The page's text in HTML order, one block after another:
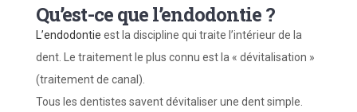
Qu’est-ce que l’endodontie ?
L’endodontie est la discipline qui traite l’intérieur de la
dent. Le traitement le plus connu est la « dévitalisation »
(traitement de canal).
Tous les dentistes savent dévitaliser une dent simple.